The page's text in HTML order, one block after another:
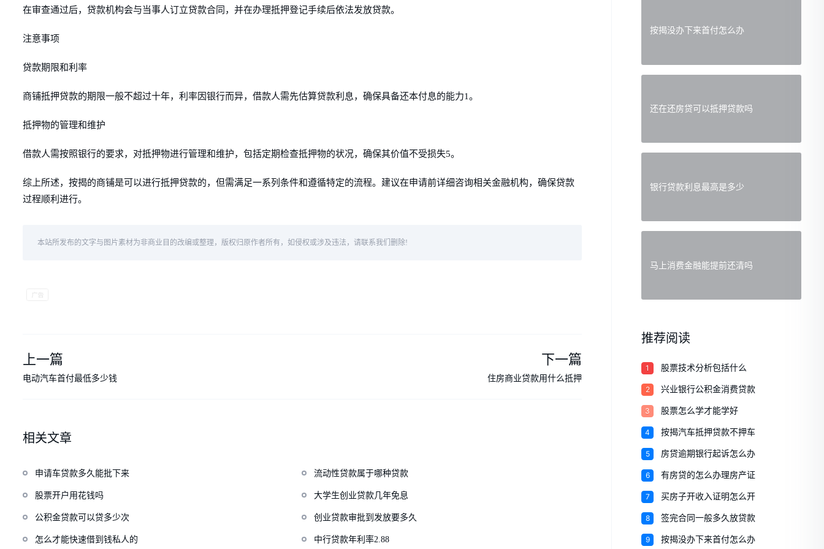
在审查通过后，贷款机构会与当事人订立贷款合同，并在办理抵押登记手续后依法发放贷款。
注意事项
贷款期限和利率
商铺抵押贷款的期限一般不超过十年，利率因银行而异，借款人需先估算贷款利息，确保具备还本付息的能力1。
抵押物的管理和维护
借款人需按照银行的要求，对抵押物进行管理和维护，包括定期检查抵押物的状况，确保其价值不受损失5。
综上所述，按揭的商铺是可以进行抵押贷款的，但需满足一系列条件和遵循特定的流程。建议在申请前详细咨询相关金融机构，确保贷款
过程顺利进行。
本站所发布的文字与图片素材为非商业目的改编或整理，版权归原作者所有，如侵权或涉及违法，请联系我们删除!
上一篇
电动汽车首付最低多少钱
下一篇
住房商业贷款用什么抵押
相关文章
申请车贷款多久能批下来 流动性贷款属于哪种贷款
股票开户用花钱吗 大学生创业贷款几年免息
公积金贷款可以贷多少次 创业贷款审批到发放要多久
怎么才能快速借到钱私人的 中行贷款年利率2.88
按揭没办下来首付怎么办
还在还房贷可以抵押贷款吗
银行贷款利息最高是多少
马上消费金融能提前还清吗
推荐阅读
1 股票技术分析包括什么
2 兴业银行公积金消费贷款
3 股票怎么学才能学好
4 按揭汽车抵押贷款不押车
5 房贷逾期银行起诉怎么办
6 有房贷的怎么办理房产证
7 买房子开收入证明怎么开
8 签完合同一般多久放贷款
9 按揭没办下来首付怎么办